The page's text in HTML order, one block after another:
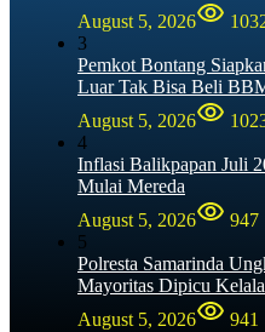
August 5, 2026
3
Pemkot Bontang
Luar Tak Bisa Beli
August 5, 2026
4
Inflasi Balikpapan Juli
Mulai Mereda
August 5, 2026
947
5
Polresta Samarinda
Mayoritas Dipicu
August 5, 2026
941